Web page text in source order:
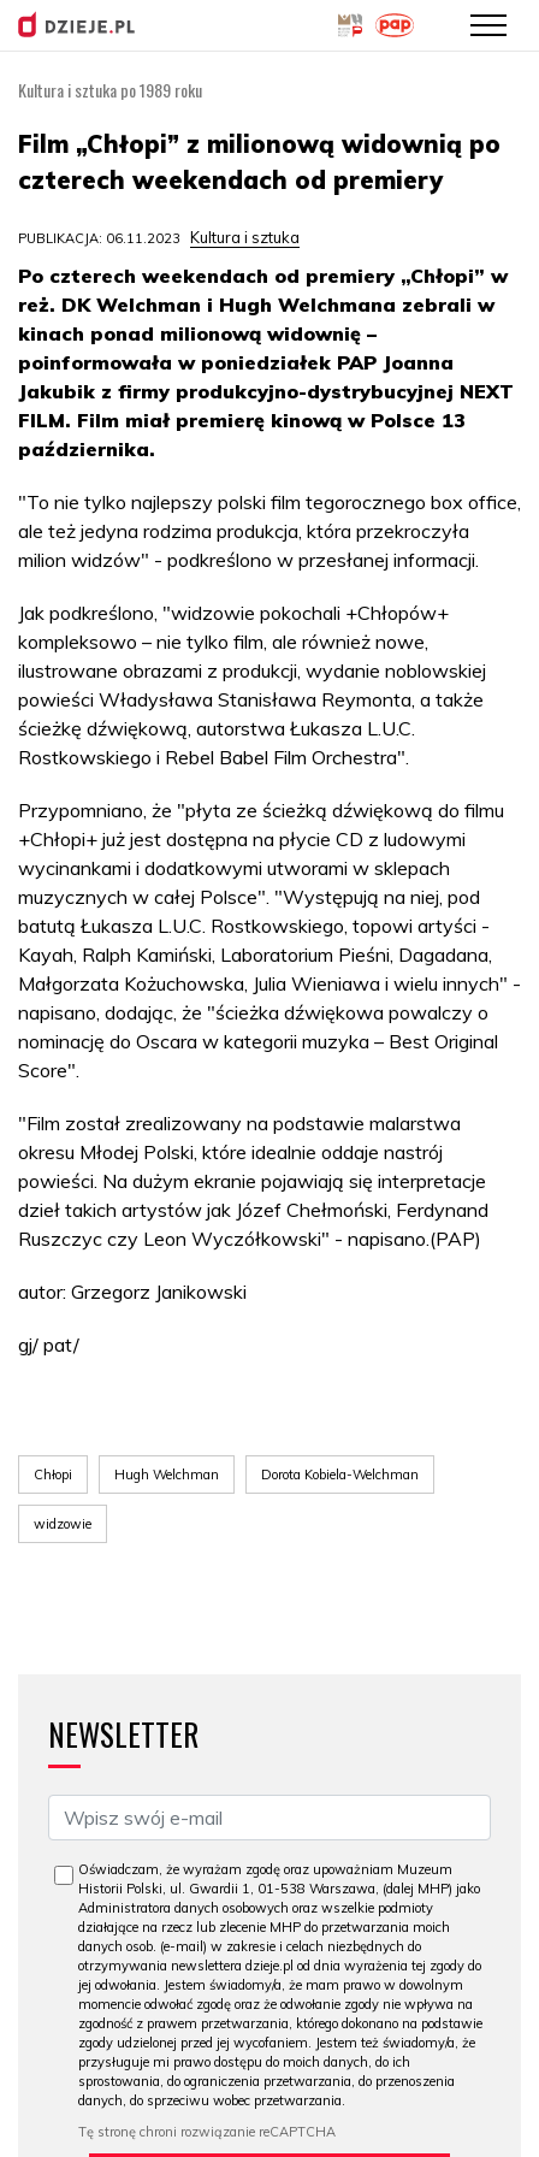
treści
Kultura i sztuka po 1989 roku
Film „Chłopi” z milionową widownią po
czterech weekendach od premiery
PUBLIKACJA: 06.11.2023 Kultura i sztuka
Po czterech weekendach od premiery „Chłopi” w
reż. DK Welchman i Hugh Welchmana zebrali w
kinach ponad milionową widownię –
poinformowała w poniedziałek PAP Joanna
Jakubik z firmy produkcyjno-dystrybucyjnej NEXT
FILM. Film miał premierę kinową w Polsce 13
października.
"To nie tylko najlepszy polski film tegorocznego box office,
ale też jedyna rodzima produkcja, która przekroczyła
milion widzów" - podkreślono w przesłanej informacji.
Jak podkreślono, "widzowie pokochali +Chłopów+
kompleksowo – nie tylko film, ale również nowe,
ilustrowane obrazami z produkcji, wydanie noblowskiej
powieści Władysława Stanisława Reymonta, a także
ścieżkę dźwiękową, autorstwa Łukasza L.U.C.
Rostkowskiego i Rebel Babel Film Orchestra".
Przypomniano, że "płyta ze ścieżką dźwiękową do filmu
+Chłopi+ już jest dostępna na płycie CD z ludowymi
wycinankami i dodatkowymi utworami w sklepach
muzycznych w całej Polsce". "Występują na niej, pod
batutą Łukasza L.U.C. Rostkowskiego, topowi artyści -
Kayah, Ralph Kamiński, Laboratorium Pieśni, Dagadana,
Małgorzata Kożuchowska, Julia Wieniawa i wielu innych" -
napisano, dodając, że "ścieżka dźwiękowa powalczy o
nominację do Oscara w kategorii muzyka – Best Original
Score".
"Film został zrealizowany na podstawie malarstwa
okresu Młodej Polski, które idealnie oddaje nastrój
powieści. Na dużym ekranie pojawiają się interpretacje
dzieł takich artystów jak Józef Chełmoński, Ferdynand
Ruszczyc czy Leon Wyczółkowski" - napisano.(PAP)
autor: Grzegorz Janikowski
gj/ pat/
Chłopi Hugh Welchman Dorota Kobiela-Welchman
widzowie
NEWSLETTER
Oświadczam, że wyrażam zgodę oraz upoważniam Muzeum
Historii Polski, ul. Gwardii 1, 01-538 Warszawa, (dalej MHP) jako
Administratora danych osobowych oraz wszelkie podmioty
działające na rzecz lub zlecenie MHP do przetwarzania moich
danych osob. (e-mail) w zakresie i celach niezbędnych do
otrzymywania newslettera dzieje.pl od dnia wyrażenia tej zgody do
jej odwołania. Jestem świadomy/a, że mam prawo w dowolnym
momencie odwołać zgodę oraz że odwołanie zgody nie wpływa na
zgodność z prawem przetwarzania, którego dokonano na podstawie
zgody udzielonej przed jej wycofaniem. Jestem też świadomy/a, że
przysługuje mi prawo dostępu do moich danych, do ich
sprostowania, do ograniczenia przetwarzania, do przenoszenia
danych, do sprzeciwu wobec przetwarzania.